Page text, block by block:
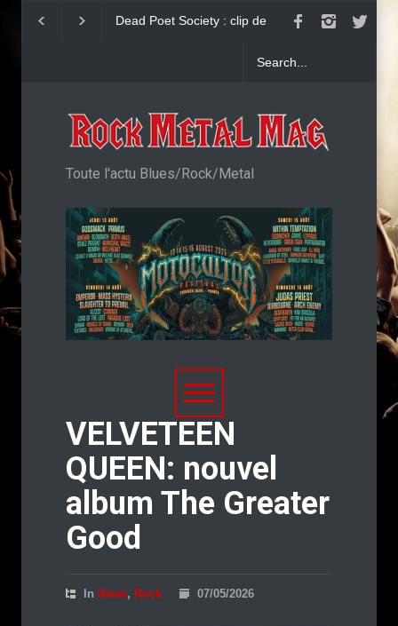
Dead Poet Society : clip de
John Diva & The
Love : Single
Toute l'actu Blues/Rock/Metal
VELVETEEN
QUEEN: nouvel
album The Greater
Good
In News, Rock 07/05/2026